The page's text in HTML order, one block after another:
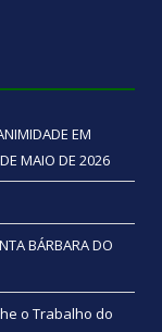
EM
MAIO DE 2026
BÁRBARA DO
o Trabalho do